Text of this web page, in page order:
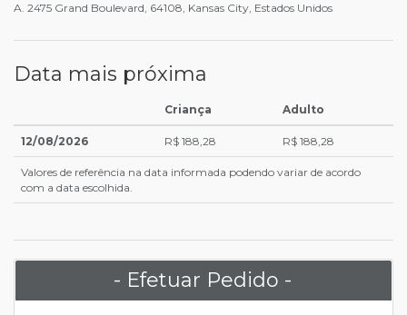
A. 2475 Grand Boulevard, 64108, Kansas City, Estados Unidos
Data mais próxima
Criança Adulto
12/08/2026 R$ 188,28 R$ 188,28
Valores de referência na data informada podendo variar de acordo
com a data escolhida.
- Efetuar Pedido -